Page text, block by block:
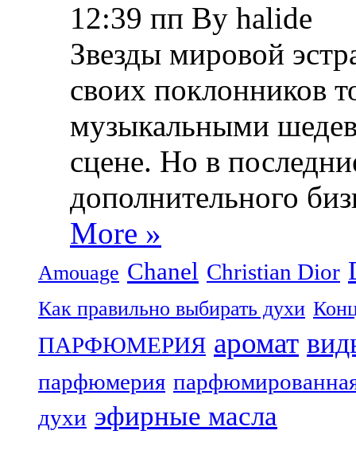
12:39 пп By halide
Звезды мировой
своих поклонников
музыкальными
сцене. Но в
дополнительного
More »
Amouage Chanel Christian Dior
Как правильно выбирать духи
ПАРФЮМЕРИЯ аромат
парфюмерия
духи эфирные масла